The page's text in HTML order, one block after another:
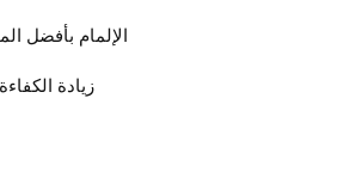
الإلمام بأفضل
زيادة